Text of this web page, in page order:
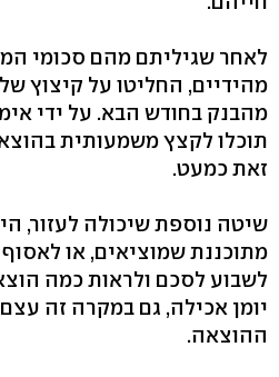
לאחר שגיליתם מהם סכומי
מהבנק בחודש הבא. על ידי
תוכלו לקצץ משמעותית
זאת כמעט.
שיטה נוספת שיכולה לעזור,
מתוכננת שמוציאים, או
לשבוע לסכם ולראות כמה
יומן אכילה, גם במקרה זה
ההוצאה.